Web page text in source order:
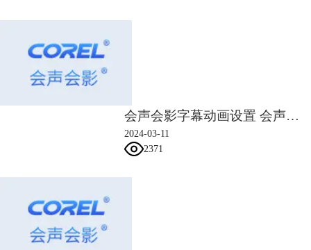
6、在3秒处添加关键帧后，设置这里的大小参数为X轴190（Y轴等比例放
大），位置参数为X轴88、Y轴0（向右平移）。右击3秒处的关键帧，复
制参数并粘贴给结束帧即可。
会声会影字幕动画设置 会声会影如何调整字幕动画的速度
2024-03-11
2371